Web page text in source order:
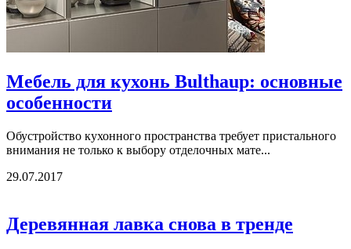
Мебель для кухонь Bulthaup: основные
особенности
Обустройство кухонного пространства требует пристального
внимания не только к выбору отделочных мате...
29.07.2017
Деревянная лавка снова в тренде